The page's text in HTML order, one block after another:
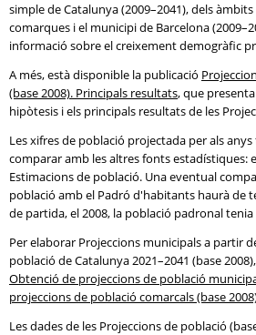
simple de Catalunya (2009–2041), dels
comarques i el municipi de Barcelona
informació sobre el creixement demogràfic
A més, està disponible la publicació
(base 2008). Principals resultats, que
hipòtesis i els principals resultats de les
Les xifres de població projectada per als
comparar amb les altres fonts estadístiques:
Estimacions de població. Una eventual
població amb el Padró d'habitants haurà de
de partida, el 2008, la població padronal tenia
Per elaborar Projeccions municipals a partir
població de Catalunya 2021–2041 (base
Obtenció de projeccions de població
projeccions de població comarcals (base
Les dades de les Projeccions de població